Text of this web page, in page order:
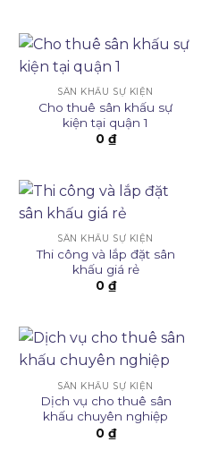
SÂN KHẤU SỰ KIỆN
Cho thuê sân khấu sự
kiện tại quận 1
0 ₫
SÂN KHẤU SỰ KIỆN
Thi công và lắp đặt sân
khấu giá rẻ
0 ₫
SÂN KHẤU SỰ KIỆN
Dịch vụ cho thuê sân
khấu chuyên nghiệp
0 ₫